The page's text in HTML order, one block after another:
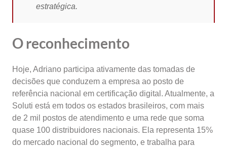
estratégica.
O reconhecimento
Hoje, Adriano participa ativamente das tomadas de
decisões que conduzem a empresa ao posto de
referência nacional em certificação digital. Atualmente, a
Soluti está em todos os estados brasileiros, com mais
de 2 mil postos de atendimento e uma rede que soma
quase 100 distribuidores nacionais. Ela representa 15%
do mercado nacional do segmento, e trabalha para